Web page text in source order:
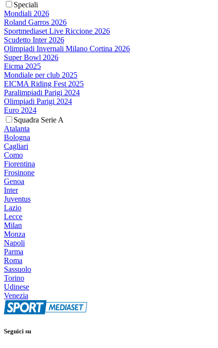
Speciali
Mondiali 2026
Roland Garros 2026
Sportmediaset Live Riccione 2026
Scudetto Inter 2026
Olimpiadi Invernali Milano Cortina 2026
Super Bowl 2026
Eicma 2025
Mondiale per club 2025
EICMA Riding Fest 2025
Paralimpiadi Parigi 2024
Olimpiadi Parigi 2024
Euro 2024
Squadra Serie A
Atalanta
Bologna
Cagliari
Como
Fiorentina
Frosinone
Genoa
Inter
Juventus
Lazio
Lecce
Milan
Monza
Napoli
Parma
Roma
Sassuolo
Torino
Udinese
Venezia
Seguici su